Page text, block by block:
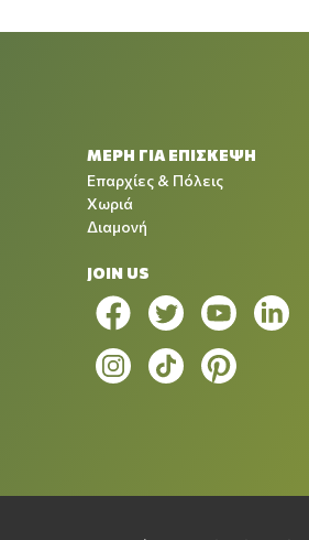
ΜΕΡΗ ΓΙΑ ΕΠΙΣΚΕΨΗ
Επαρχίες & Πόλεις
Χωριά
Διαμονή
JOIN US